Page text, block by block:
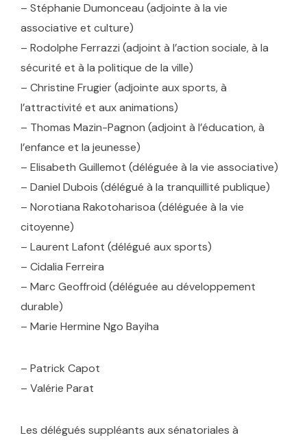
– Stéphanie Dumonceau (adjointe à la vie
associative et culture)
– Rodolphe Ferrazzi (adjoint à l’action sociale, à la
sécurité et à la politique de la ville)
– Christine Frugier (adjointe aux sports, à
l’attractivité et aux animations)
– Thomas Mazin-Pagnon (adjoint à l’éducation, à
l’enfance et la jeunesse)
– Elisabeth Guillemot (déléguée à la vie associative)
– Daniel Dubois (délégué à la tranquillité publique)
– Norotiana Rakotoharisoa (déléguée à la vie
citoyenne)
– Laurent Lafont (délégué aux sports)
– Cidalia Ferreira
– Marc Geoffroid (déléguée au développement
durable)
– Marie Hermine Ngo Bayiha
– Patrick Capot
– Valérie Parat
Les délégués suppléants aux sénatoriales à